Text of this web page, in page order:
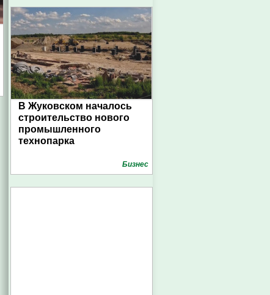
В Жуковском началось
строительство нового
промышленного
технопарка
Бизнес